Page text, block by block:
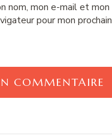
nom, mon e-mail et mon
pour mon prochain